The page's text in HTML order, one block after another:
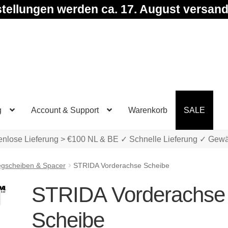
werden ca. 17. August
Account & Support Warenkorb SALE
Lieferung > €100 NL & BE ✓ Schnelle Lieferung ✓
& Spacer STRIDA Vorderachse Scheibe
STRIDA Vorderachse
Scheibe